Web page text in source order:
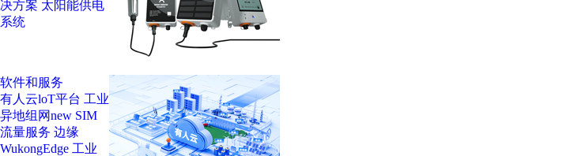
决方案 太阳能供电
系统
软件和服务
有人云loT平台 工业
异地组网new SIM
流量服务 边缘
WukongEdge 工业